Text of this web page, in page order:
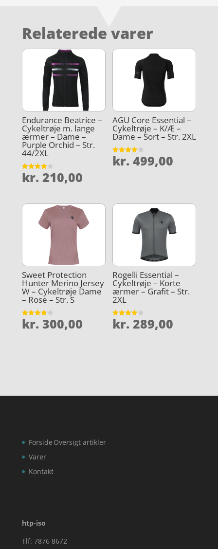
Relaterede varer
Endurance Beatrice –
Cykeltrøje m. lange
ærmer – Dame –
Purple Orchid – Str.
44/2XL
Vurderet
kr. 210,00
AGU Core Essential –
Cykeltrøje – K/Æ –
Dame – Sort – Str. 2XL
Vurderet
4.1
kr. 499,00
Sweet Protection
Hunter Merino Jersey
W – Cykeltrøje Dame
– Rose – Str. S
Vurderet
3.8
kr. 300,00
Rogelli Essential –
Cykeltrøje – Korte
ærmer – Grafit – Str.
2XL
Vurderet
4.1
kr. 289,00
Forside
Varer
Kontakt
Oversigt artikler
htp-iso
Tlf: 7876 8672